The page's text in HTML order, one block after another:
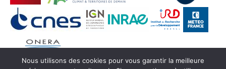
Nous utilisons des cookies pour vous garantir la meilleure